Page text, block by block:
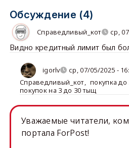
Обсуждение (4)
Справедливый_кот ср,
Видно кредитный лимит был
igorlv
ср, 07/05/2025 -
Справедливый_кот, покупка
покупок на 3 до 30 тыщ
Уважаемые читатели,
портала ForPost!